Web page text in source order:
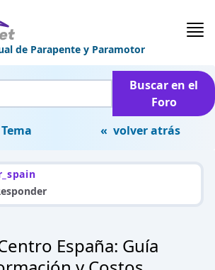
de Parapente y Paramotor
Buscar en el
Foro
« volver atrás
España: Guía